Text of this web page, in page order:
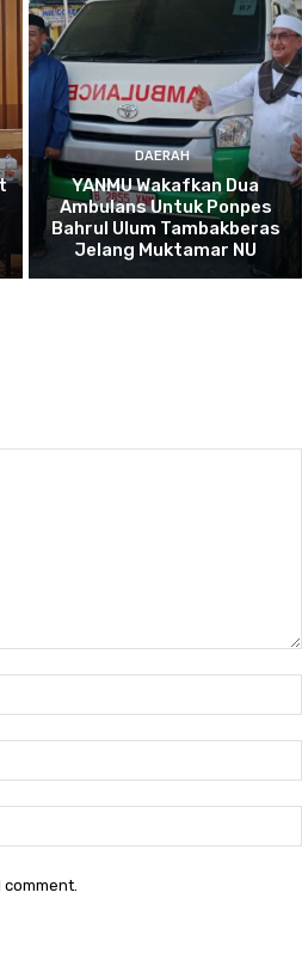
DAERAH
YANMU Wakafkan Dua
Ambulans Untuk Ponpes
Bahrul Ulum Tambakberas
Jelang Muktamar NU